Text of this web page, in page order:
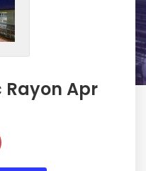
Rayon Apr